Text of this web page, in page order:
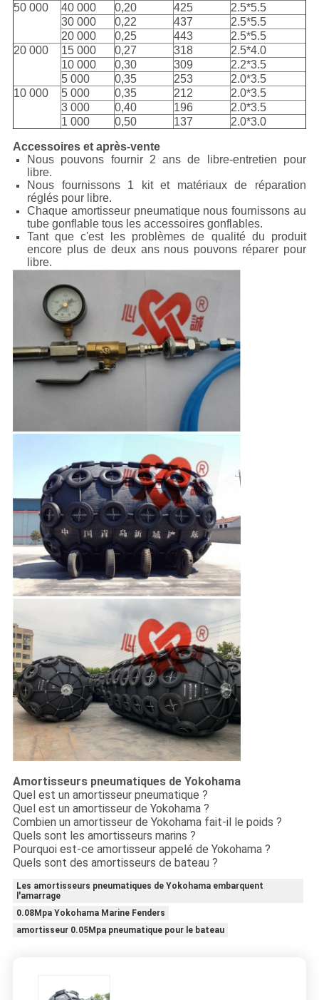
50 000
40 000 0,20 425
2.5*5.5
30 000
0,22 437
2.5*5.5
20 000
0,25 443
2.5*5.5
20 000
15 000 0,27 318
2.5*4.0
10 000
0,30 309
2.2*3.5
5 000
0,35 253
2.0*3.5
10 000
5 000 0,35 212
2.0*3.5
3 000
0,40 196
2.0*3.5
1 000
0,50 137 2.0*3.0
Accessoires et après-vente
Nous pouvons fournir 2 ans de libre-entretien pour
libre.
Nous fournissons 1 kit et matériaux de réparation
réglés pour libre.
Chaque amortisseur pneumatique nous fournissons au
tube gonflable tous les accessoires gonflables.
Tant que c'est les problèmes de qualité du produit
encore plus de deux ans nous pouvons réparer pour
libre.
Amortisseurs pneumatiques de Yokohama
Quel est un amortisseur pneumatique ?
Quel est un amortisseur de Yokohama ?
Combien un amortisseur de Yokohama fait-il le poids ?
Quels sont les amortisseurs marins ?
Pourquoi est-ce amortisseur appelé de Yokohama ?
Quels sont des amortisseurs de bateau ?
Les amortisseurs pneumatiques de Yokohama embarquent
l'amarrage
0.08Mpa Yokohama Marine Fenders
amortisseur 0.05Mpa pneumatique pour le bateau